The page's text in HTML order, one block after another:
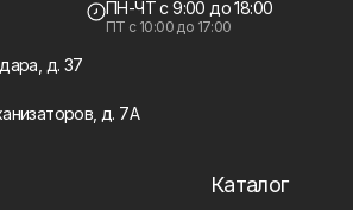
ПН-ЧТс 9:00 до 18:00
ПТ с 10:00 до 17:00
д. 37
д. 7А
Каталог